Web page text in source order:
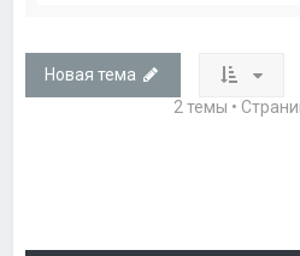
Новая тема
2 темы •